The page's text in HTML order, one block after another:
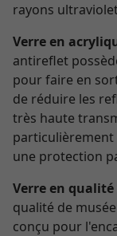
rayons
Verre en
antireflet
pour faire en
de réduire les
très haute
particulièrement
une protection
Verre en
qualité de
conçu pour